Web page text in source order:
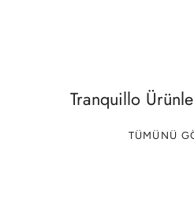
Tranquillo
TÜMÜNÜ